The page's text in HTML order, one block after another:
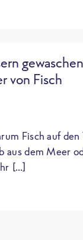
von Fisch
Fisch auf den
dem Meer
[…]